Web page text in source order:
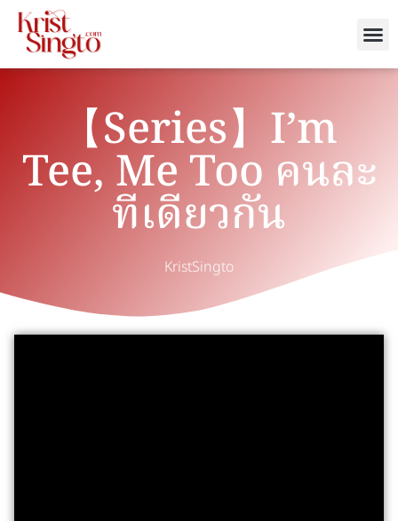
【Series】I’m
Tee, Me Too คนละ
ทีเดียวกัน
KristSingto